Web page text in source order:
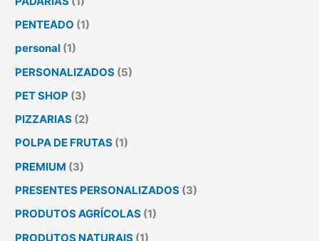
PENTEADO (1)
personal (1)
PERSONALIZADOS (5)
PET SHOP (3)
PIZZARIAS (2)
POLPA DE FRUTAS (1)
PREMIUM (3)
PRESENTES PERSONALIZADOS (3)
PRODUTOS AGRÍCOLAS (1)
PRODUTOS NATURAIS (1)